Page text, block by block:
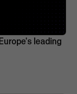
leading